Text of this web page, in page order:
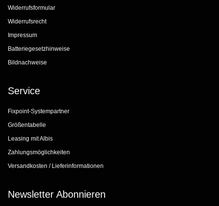
Widerrufsformular
Widerrufsrecht
Impressum
Batteriegesetzhinweise
Bildnachweise
Service
Fixpoint-Systempartner
Größentabelle
Leasing mit Albis
Zahlungsmöglichkeiten
Versandkosten / Lieferinformationen
Newsletter Abonnieren